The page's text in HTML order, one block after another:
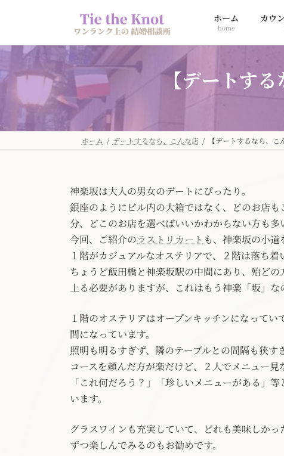
ン
へ
プ
ー
ョ
動
ホーム
home
カウ
【デートす
ホーム デートするなら、こんな店 【デートするなら、
神楽坂は大人の男女のデートにぴったり。
銀座のようにビル内の大箱ではなく、どのお店
分、どこのお店を選べばいいかわからない方も多
今回、ご紹介のラストリカート も、神楽坂の小道
１階がカジュアルなオステリアで、２階は落ち着
ちょうど飯田橋と神楽坂駅の中間にあり、殆ど
上る必要がありますが、これはもう神楽「坂」な
１階のオステリアはオープンキッチンになって
間になっています。
照明も明るすぎず、隣のテーブルとの間隔も狭す
コースを頼んだ方が楽だけど、２人でメニュー見
「これ何だろう？」「珍しいメニューがある」
います。
グラスワインも充実していて、どれも美味しか
ずつ楽しんでみるのもお勧めです。